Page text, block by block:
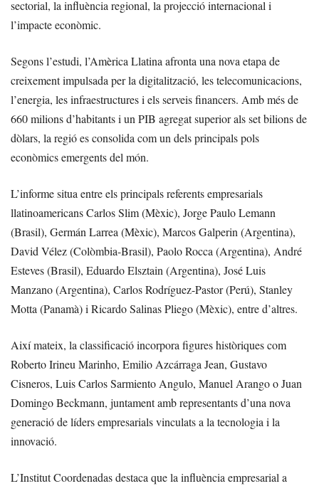
sectorial, la influència regional, la projecció internacional i
l’impacte econòmic.
Segons l’estudi, l’Amèrica Llatina afronta una nova etapa de
creixement impulsada per la digitalització, les telecomunicacions,
l’energia, les infraestructures i els serveis financers. Amb més de
660 milions d’habitants i un PIB agregat superior als set bilions de
dòlars, la regió es consolida com un dels principals pols
econòmics emergents del món.
L’informe situa entre els principals referents empresarials
llatinoamericans Carlos Slim (Mèxic), Jorge Paulo Lemann
(Brasil), Germán Larrea (Mèxic), Marcos Galperin (Argentina),
David Vélez (Colòmbia-Brasil), Paolo Rocca (Argentina), André
Esteves (Brasil), Eduardo Elsztain (Argentina), José Luis
Manzano (Argentina), Carlos Rodríguez-Pastor (Perú), Stanley
Motta (Panamà) i Ricardo Salinas Pliego (Mèxic), entre d’altres.
Així mateix, la classificació incorpora figures històriques com
Roberto Irineu Marinho, Emilio Azcárraga Jean, Gustavo
Cisneros, Luis Carlos Sarmiento Angulo, Manuel Arango o Juan
Domingo Beckmann, juntament amb representants d’una nova
generació de líders empresarials vinculats a la tecnologia i la
innovació.
L’Institut Coordenadas destaca que la influència empresarial a